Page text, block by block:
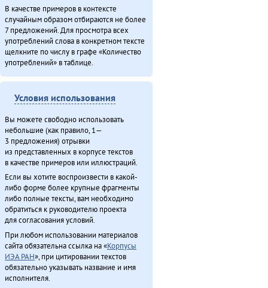
В качестве примеров в контексте
случайным образом отбираются не более
7 предложений. Для просмотра всех
употреблений слова в конкретном тексте
щелкните по числу в графе «Количество
употреблений» в таблице.
Условия использования
Вы можете свободно использовать
небольшие (как правило, 1—
3 предложения) отрывки
из представленных в корпусе текстов
в качестве примеров или иллюстраций.
Если вы хотите воспроизвести в какой-
либо форме более крупные фрагменты
либо полные тексты, вам необходимо
обратиться к руководителю проекта
для согласования условий.
При любом использовании материалов
сайта обязательна ссылка на «Корпусы
ИЭА РАН», при цитировании текстов
обязательно указывать название и имя
исполнителя.